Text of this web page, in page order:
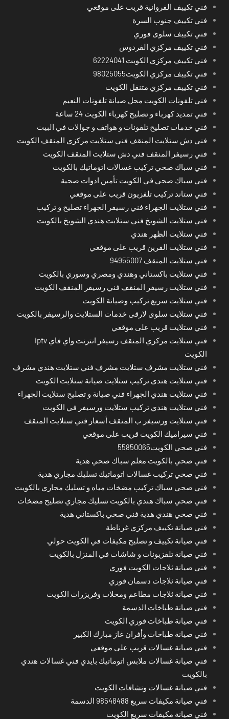
فني تكييف الفروانية قريب على موقعي
فني تكييف جنوب السرة
فني تكييف سلوى فوري
فني تكييف مركزي الفردوس
فني تكييف مركزي الكويت 62224041
فني تكييف مركزي الكويت98025055
فني تكييف مركزي متنقل الكويت
فني تلفونات الكويت محل صيانة تلفونات النعيم
فني تمديد كهرباء و تصليح كهرباء الكويت 24 ساعة
فني خدمات تصليح تلفونات و هواتف و جوالات في البيت
فني دش ستلايت المنقف فني ستلايت مركزي المنقف الكويت
فني رسيفر المنقف فني دش ستلايت المنقف الكويت
فني سباك صحي تركيب غسالات اتوماتيك بالكويت
فني سباك صحي في الكويت تأمين ادوات صحية
فني ستاند تركيب تلفزيون قريب على موقعي
فني ستلايت الجهراء فني رسيفر الجهراء تصليح و تركيب
فني ستلايت الشويخ فني ستلايت هندي الشويخ بالكويت
فني ستلايت الظهر هندي
فني ستلايت القرين قريب على موقعي
فني ستلايت المنقف 94955007
فني ستلايت باكستاني وهندي ومصري وسوري بالكويت
فني ستلايت رسيفر المنقف فني رسيفر المنقف الكويت
فني ستلايت سريع تركيب وصيانة الكويت
فني ستلايت سلوى لارقى خدمات الستلايت والرسيفر بالكويت
فني ستلايت قريب على موقعي
فني ستلايت مركزي المنقف رسيفر انترنت واي فاي iptv
الكويت
فني ستلايت مشرف ستلايت مشرف فني ستلايت هندي مشرف
فني ستلايت هندى تركيب ستلايت صيانة ستلايت الكويت
فني ستلايت هندي الجهراء فني صيانة و تصليح ستلايت الجهراء
فني ستلايت هندي تركيب ستلايت ورسيفر في الكويت
فني ستلايت ورسيفر ب المنقف أسعار فني ستلايت المنقف
فني سيراميك الكويت قريب على موقعي
فني صحي الكويت55850065
فني صحي بالكويت معلم سباك صحي هدية
فني صحي تركيب غسالات اتوماتيك تسليك مجاري هدية
فني صحي سباك تركيب مضخات مياه و تسليك مجاري بالكويت
فني صحي سباك هندي بالكويت تسليك مجاري تصليح مضخات
فني صحي هندي هدية فني صحي باكستاني هدية
فني صيانة تكييف مركزي غرناطة
فني صيانة تكييف و تصليح مكيفات في الكويت حولي
فني صيانة تلفزيونات و شاشات في المنزل بالكويت
فني صيانة ثلاجات الكويت فوري
فني صيانة ثلاجات دسمان فوري
فني صيانة ثلاجات مطاعم ومحلات وفريزرات الكويت
فني صيانة طباخات الدسمة
فني صيانة طباخات فوري الكويت
فني صيانة طباخات وأفران غاز مبارك الكبير
فني صيانة غسالات قريب على موقعي
فني صيانة غسالات ملابس اتوماتيك بايدي فني غسالات هندي
بالكويت
فني صيانة غسالات ونشافات الكويت
فني صيانة مكيفات سريع 98548488 الدسمة
فني صيانة مكيفات سريع الكويت